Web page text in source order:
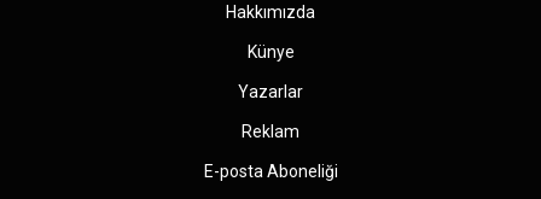
Hakkımızda
Künye
Yazarlar
Reklam
E-posta Aboneliği